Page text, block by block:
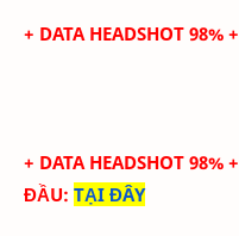
+ DATA HEADSHOT 98%
+ DATA HEADSHOT 98%
ĐẦU: TẠI ĐÂY